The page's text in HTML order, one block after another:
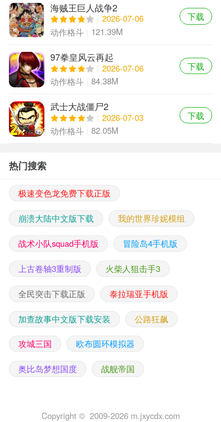
海贼王巨人战争2
2026-07-06
动作格斗
121.39M
下载
97拳皇风云再起
2026-07-06
动作格斗
84.38M
下载
武士大战僵尸2
2026-07-03
动作格斗
82.05M
下载
热门搜索
极速变色龙免费下载正版
崩溃大陆中文版下载 我的世界珍妮模组
战术小队squad手机版 冒险岛4手机版
上古卷轴3重制版 火柴人狙击手3
全民突击下载正版 泰拉瑞亚手机版
加查故事中文版下载安装 公路狂飙
攻城三国 欧布圆环模拟器
奥比岛梦想国度 战舰帝国
Copyright © 2009-2026 m.jxycdx.com